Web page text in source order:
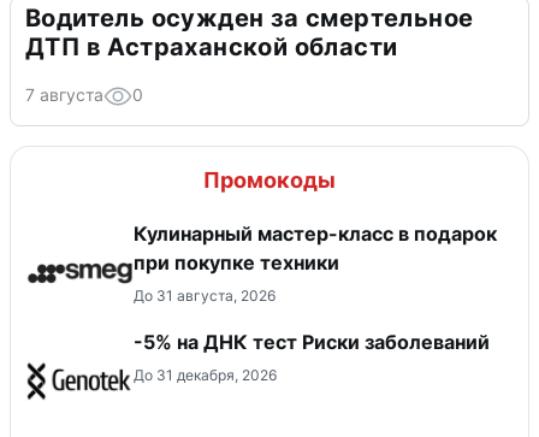
Водитель осужден за смертельное
ДТП в Астраханской области
7 августа 0
Промокоды
Кулинарный мастер-класс в подарок
при покупке техники
До 31 августа, 2026
-5% на ДНК тест Риски заболеваний
До 31 декабря, 2026